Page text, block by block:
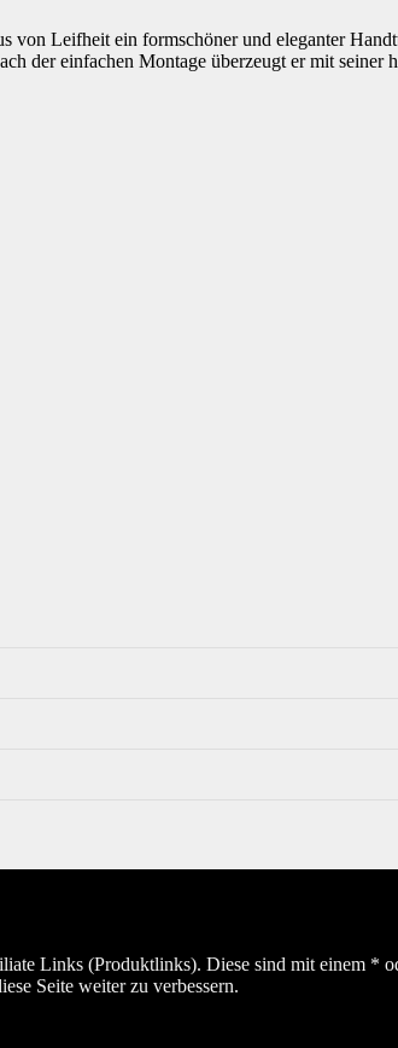
von Leifheit ein formschöner und eleganter
der einfachen Montage überzeugt er mit seiner
Links (Produktlinks). Diese sind mit einem
Seite weiter zu verbessern.